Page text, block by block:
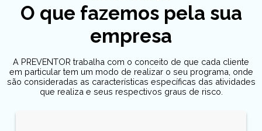
O que fazemos pela sua
empresa
A PREVENTOR trabalha com o conceito de que cada cliente
em particular tem um modo de realizar o seu programa, onde
são consideradas as características específicas das atividades
que realiza e seus respectivos graus de risco.